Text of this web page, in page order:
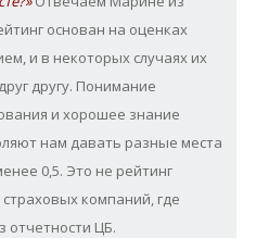
основан на оценках
и в некоторых случаях их
другу. Понимание
и хорошее знание
нам давать разные места
0,5. Это не рейтинг
компаний, где
отчетности ЦБ.